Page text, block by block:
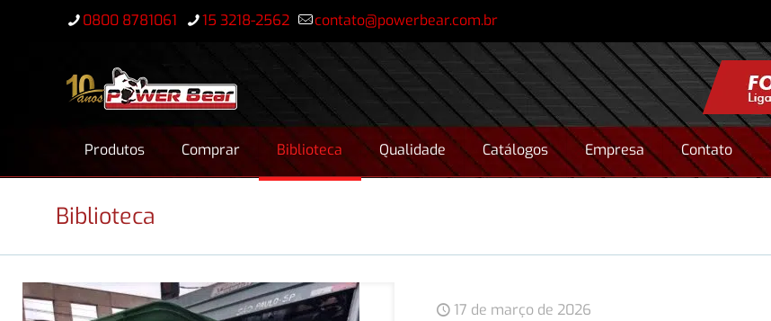
0800 8781061 15 3218-2562 contato@powerbear.com.br
Produtos Comprar Biblioteca Qualidade Catálogos Empresa Contato
Biblioteca
17 de março de 2026